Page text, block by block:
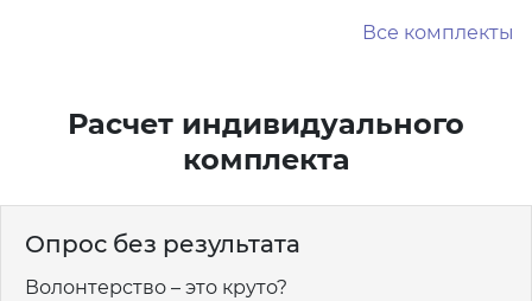
Все комплекты
Расчет индивидуального
комплекта
Опрос без результата
Волонтерство – это круто?